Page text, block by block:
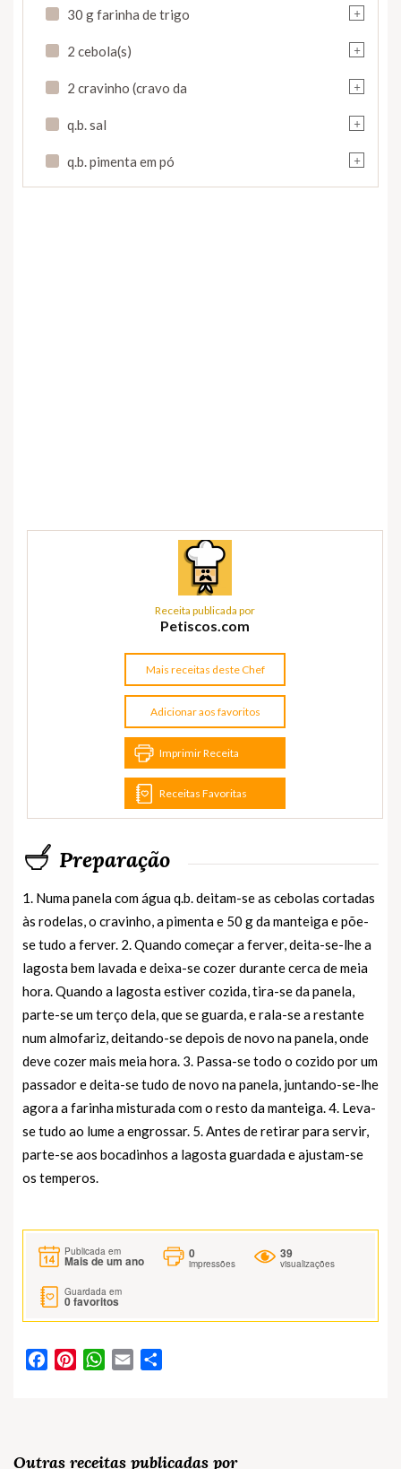
+
30 g farinha de trigo
+
2 cebola(s)
+
2 cravinho (cravo da
+
q.b. sal
+
q.b. pimenta em pó
Receita publicada por
Petiscos.com
Mais receitas deste Chef
Adicionar aos favoritos
Imprimir Receita
Receitas Favoritas
Preparação
1. Numa panela com água q.b. deitam-se as cebolas cortadas
às rodelas, o cravinho, a pimenta e 50 g da manteiga e põe-
se tudo a ferver. 2. Quando começar a ferver, deita-se-lhe a
lagosta bem lavada e deixa-se cozer durante cerca de meia
hora. Quando a lagosta estiver cozida, tira-se da panela,
parte-se um terço dela, que se guarda, e rala-se a restante
num almofariz, deitando-se depois de novo na panela, onde
deve cozer mais meia hora. 3. Passa-se todo o cozido por um
passador e deita-se tudo de novo na panela, juntando-se-lhe
agora a farinha misturada com o resto da manteiga. 4. Leva-
se tudo ao lume a engrossar. 5. Antes de retirar para servir,
parte-se aos bocadinhos a lagosta guardada e ajustam-se
os temperos.
Publicada em
Mais de um ano
0
impressões
39
visualizações
Guardada em
0favoritos
FacebookPinterestWhatsApp
Email
Outras receitas publicadas por